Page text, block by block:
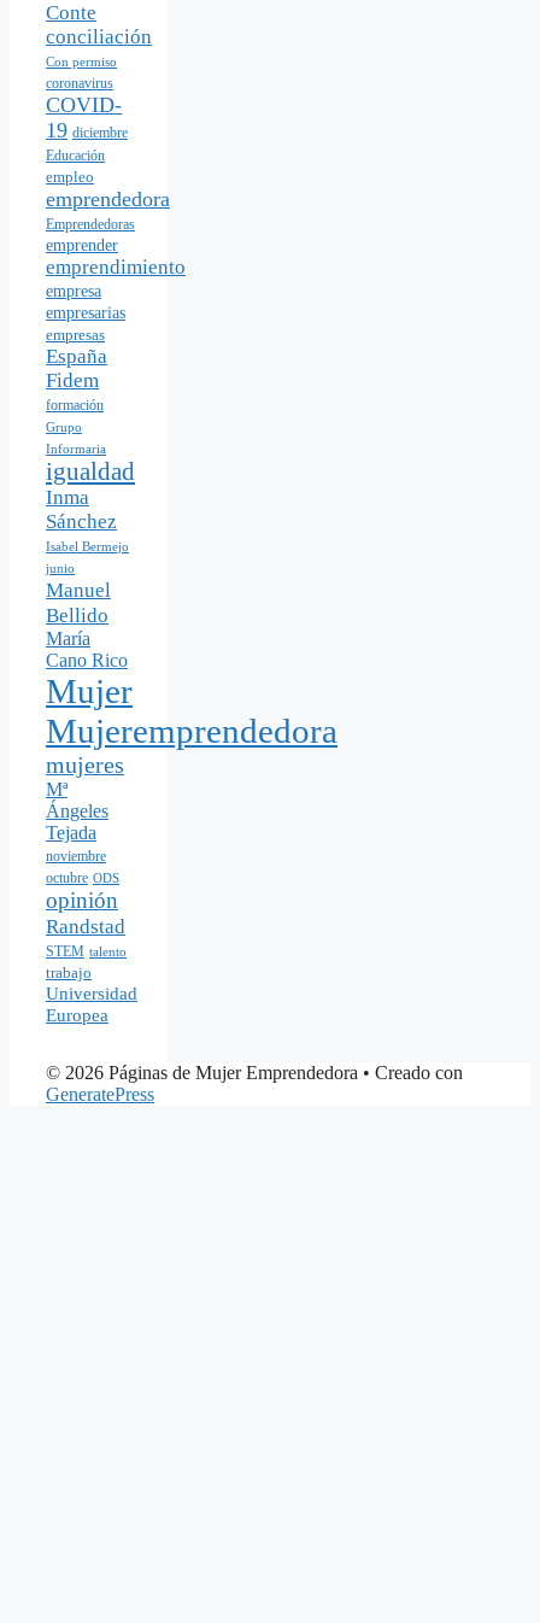
Conte
conciliación
Con permiso
coronavirus
COVID-
19 diciembre
Educación
empleo
emprendedora
Emprendedoras
emprender
emprendimiento
empresa
empresarias
empresas
España
Fidem
formación
Grupo
Informaria
igualdad
Inma
Sánchez
Isabel Bermejo
junio
Manuel
Bellido
María
Cano Rico
Mujer
Mujeremprendedora
mujeres
Mª
Ángeles
Tejada
noviembre
octubre ODS
opinión
Randstad
STEM talento
trabajo
Universidad
Europea
© 2026 Páginas de Mujer Emprendedora • Creado con
GeneratePress